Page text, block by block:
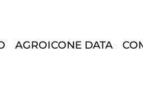
AGROICONE DATA